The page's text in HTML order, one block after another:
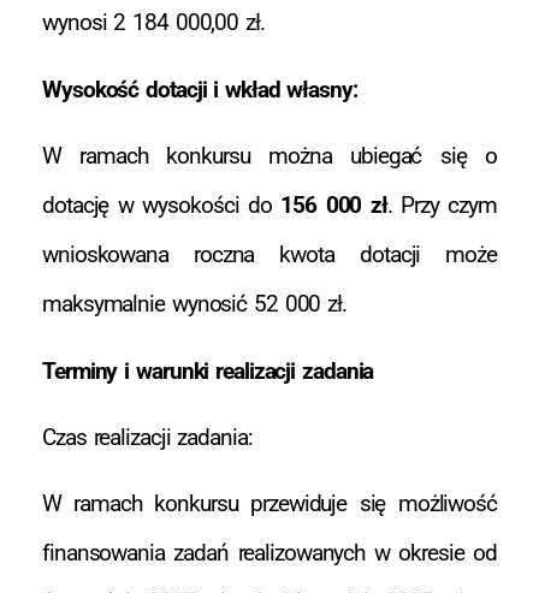
wynosi 2 184 000,00 zł.
Wysokość dotacji i wkład własny:
W ramach konkursu można ubiegać się o
dotację w wysokości do156 000 zł. Przy czym
wnioskowana roczna kwota dotacji może
maksymalnie wynosić 52 000 zł.
Terminy i warunki realizacji zadania
Czas realizacji zadania:
W ramach konkursu przewiduje się możliwość
finansowania zadań realizowanych w okresie od